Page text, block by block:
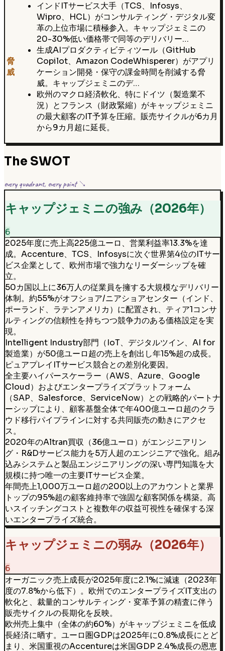
脅
威
インドITサービス大手（TCS、Infosys、
Wipro、HCL）がコンサルティング・デジタル変
革の上位市場に積極参入。キャップジェミニの
20-30%低い価格帯で同等のデリバリー…
生成AIプロダクティビティツール（GitHub
Copilot、Amazon CodeWhisperer）がアプリ
ケーション開発・保守の課金時間を削減する脅
威。キャップジェミニのデ…
欧州のマクロ経済軟化、特にドイツ（製造業不
況）とフランス（財政緊縮）がキャップジェミニ
の最大顧客のIT予算を圧縮。販売サイクルが6カ月
から9カ月超に延長。
The SWOT
every quadrant, every point ↘
キャップジェミニの強み（2026年）
6
2025年度に売上高225億ユーロ、営業利益率13.3%を達
成。Accenture、TCS、Infosysに次ぐ世界第4位のITサー
ビス企業として、欧州市場で強力なリーダーシップを確
立。
50カ国以上に36万人の従業員を擁する大規模なデリバリー
体制。約55%がオフショア/ニアショアセンター（インド、
ポーランド、ラテンアメリカ）に配置され、ティア1コンサ
ルティングの信頼性を持ちつつ競争力のある価格設定を実
現。
Intelligent Industry部門（IoT、デジタルツイン、AI for
製造業）が50億ユーロ超の売上を創出し年15%超の成長。
ピュアプレイITサービス競合との差別化要因。
全主要ハイパースケーラー（AWS、Azure、Google
Cloud）およびエンタープライズプラットフォーム
（SAP、Salesforce、ServiceNow）との戦略的パートナ
ーシップにより、顧客基盤全体で年400億ユーロ超のクラ
ウド移行パイプラインに対する共同販売の動きにアクセ
ス。
2020年のAltran買収（36億ユーロ）がエンジニアリン
グ・R&Dサービス能力を5万人超のエンジニアで強化。組み
込みシステムと製品エンジニアリングの深い専門知識を大
規模に持つ唯一の主要ITサービス企業。
年間売上1,000万ユーロ超の200以上のアカウントと業界
トップの95%超の顧客維持率で強固な顧客関係を構築。高
いスイッチングコストと複数年の収益可視性を確保する深
いエンタープライズ統合。
キャップジェミニの弱み（2026年）
6
オーガニック売上成長が2025年度に2.1%に減速（2023年
度の7.8%から低下）。欧州でのエンタープライズIT支出の
軟化と、裁量的コンサルティング・変革予算の精査に伴う
販売サイクルの長期化を反映。
欧州売上集中（全体の約60%）がキャップジェミニを低成
長経済に晒す。ユーロ圏GDPは2025年に0.8%成長にとど
まり、米国重視のAccentureは米国GDP 2.4%成長の恩恵